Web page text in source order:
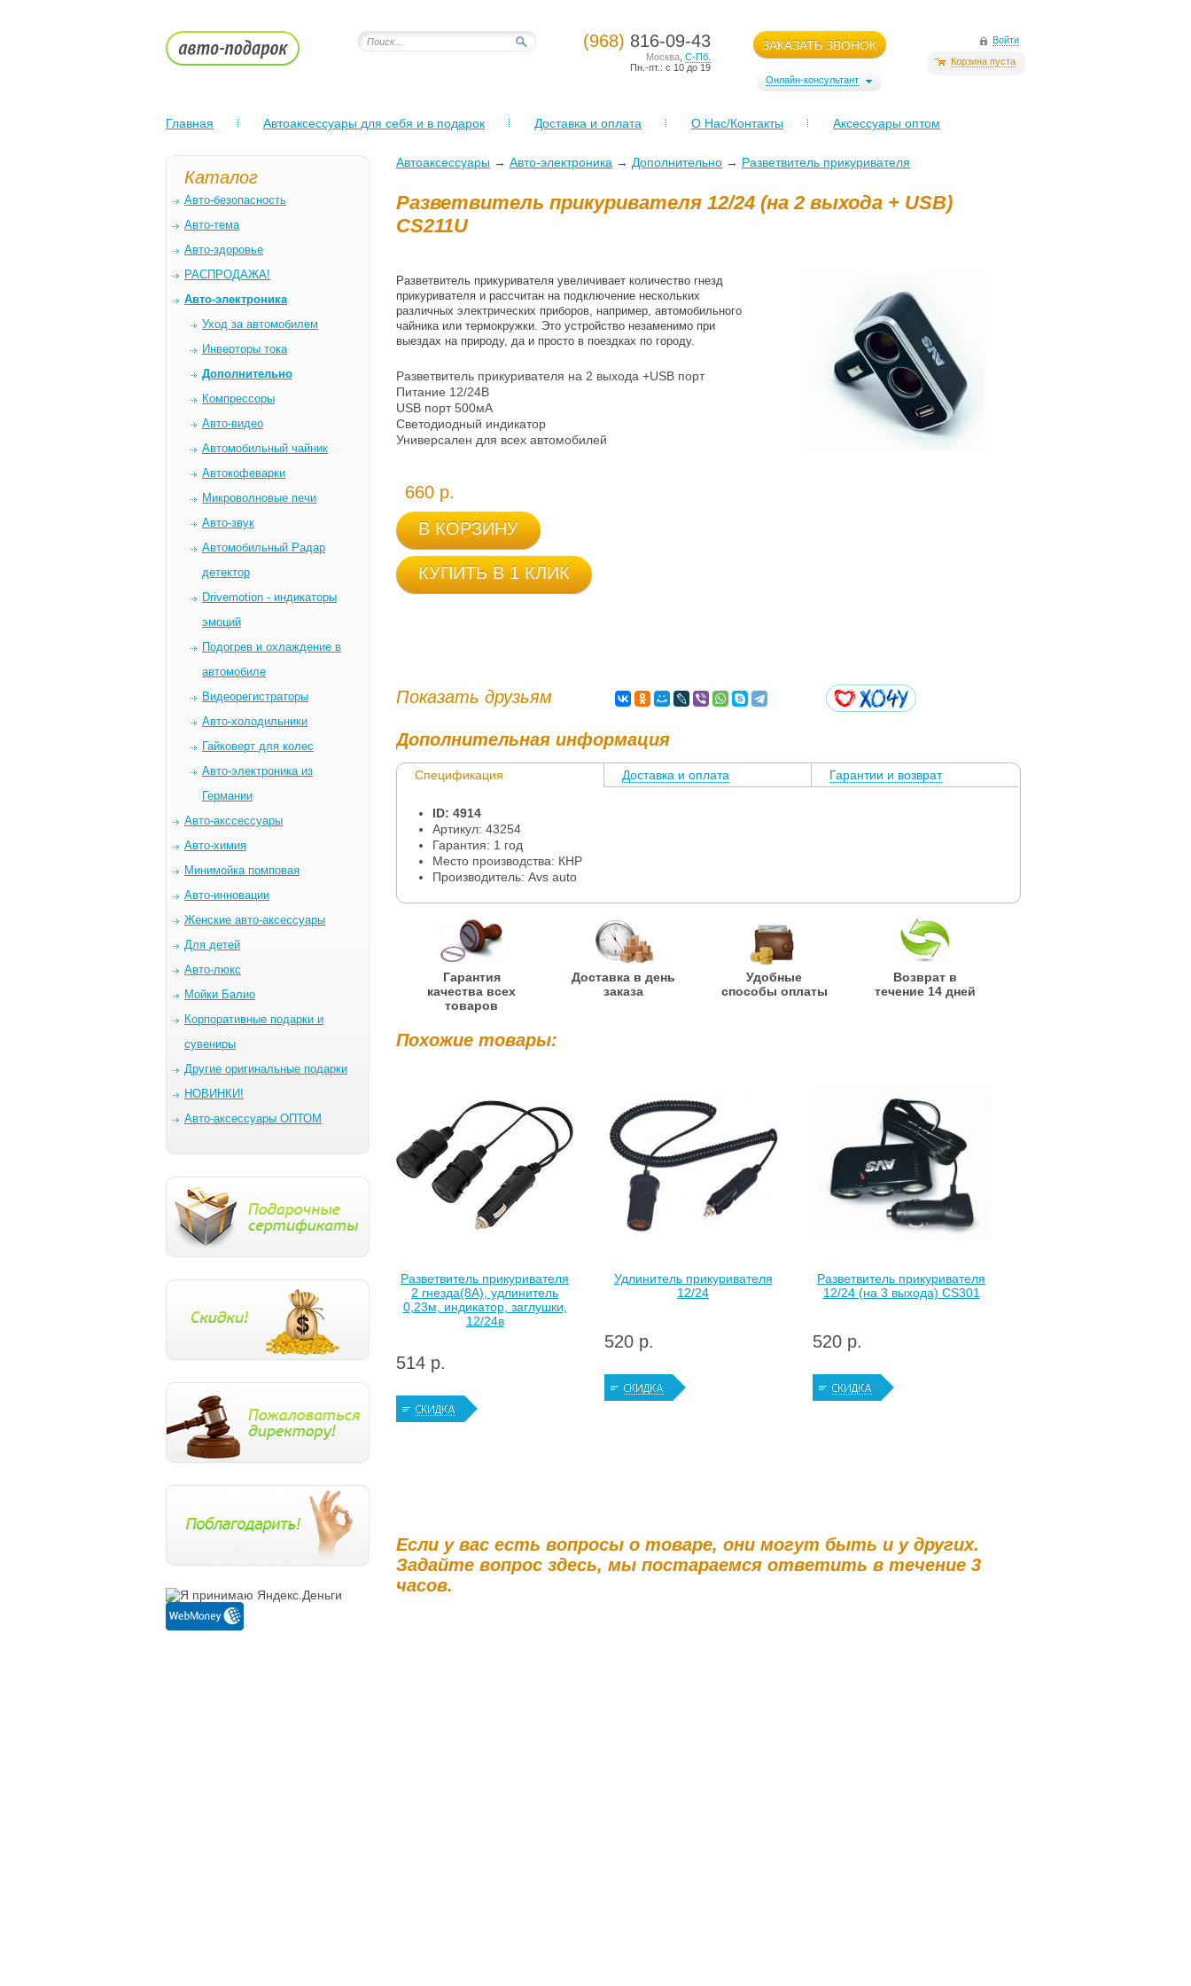
(968) 816-09-43
Москва С-Пб.
Пн.-пт.: с 10 до 19
ЗАКАЗАТЬ ЗВОНОК
Онлайн-консультант
Войти
Корзина пуста
Главная Автоаксессуары для себя и в подарок Доставка и оплата О Нас/Контакты Аксессуары оптом
Каталог
Авто-безопасность
Авто-тема
Авто-здоровье
РАСПРОДАЖА!
Авто-электроника
Уход за автомобилем
Инверторы тока
Дополнительно
Компрессоры
Авто-видео
Автомобильный чайник
Автокофеварки
Микроволновые печи
Авто-звук
Автомобильный Радар
детектор
Drivemotion - индикаторы
эмоций
Подогрев и охлаждение в
автомобиле
Видеорегистраторы
Авто-холодильники
Гайковерт для колес
Авто-электроника из
Германии
Авто-акссессуары
Авто-химия
Минимойка помповая
Авто-инновации
Женские авто-аксессуары
Для детей
Авто-люкс
Мойки Балио
Корпоративные подарки и
сувениры
Другие оригинальные подарки
НОВИНКИ!
Авто-аксессуары ОПТОМ
Автоаксессуары → Авто-электроника → Дополнительно → Разветвитель прикуривателя
Разветвитель прикуривателя 12/24 (на 2 выхода + USB)
CS211U
Разветвитель прикуривателя увеличивает количество гнезд
прикуривателя и рассчитан на подключение нескольких
различных электрических приборов, например, автомобильного
чайника или термокружки. Это устройство незаменимо при
выездах на природу, да и просто в поездках по городу.
Разветвитель прикуривателя на 2 выхода +USB порт
Питание 12/24В
USB порт 500мА
Светодиодный индикатор
Универсален для всех автомобилей
660 р.
В КОРЗИНУ
КУПИТЬ В 1 КЛИК
Показать друзьям
Дополнительная информация
Спецификация Доставка и оплата Гарантии и возврат
ID: 4914
Артикул: 43254
Гарантия: 1 год
Место производства: КНР
Производитель: Avs auto
Гарантия
качества всех
товаров
Доставка в день
заказа
Удобные
способы оплаты
Возврат в
течение 14 дней
Похожие товары:
Разветвитель прикуривателя
2 гнезда(8А), удлинитель
0,23м, индикатор, заглушки,
12/24в
514 р.
Удлинитель прикуривателя
12/24
520 р.
Разветвитель прикуривателя
12/24 (на 3 выхода) CS301
520 р.
Если у вас есть вопросы о товаре, они могут быть и у других.
Задайте вопрос здесь, мы постараемся ответить в течение 3
часов.